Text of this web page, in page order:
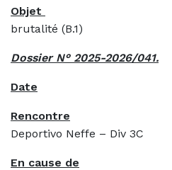
Objet
: Faute
brutalité (B.1)
Dossier N° 2025-2026/041.
Date : 28/
Rencontre : MFC
Deportivo Neffe – Div 3C
En cause de